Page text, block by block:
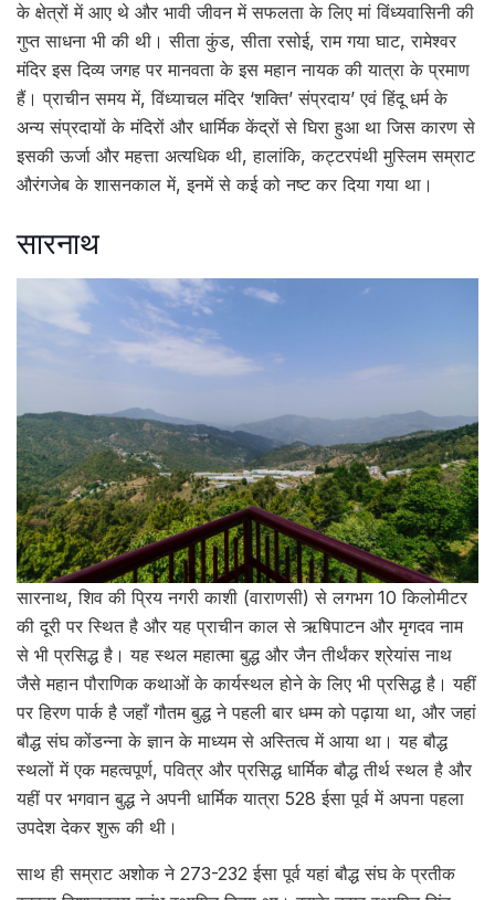
के क्षेत्रों में आए थे और भावी जीवन में सफलता के लिए मां विंध्यवासिनी की
गुप्त साधना भी की थी। सीता कुंड, सीता रसोई, राम गया घाट, रामेश्वर
मंदिर इस दिव्य जगह पर मानवता के इस महान नायक की यात्रा के प्रमाण
हैं। प्राचीन समय में, विंध्याचल मंदिर ‘शक्ति’ संप्रदाय’ एवं हिंदू धर्म के
अन्य संप्रदायों के मंदिरों और धार्मिक केंद्रों से घिरा हुआ था जिस कारण से
इसकी ऊर्जा और महत्ता अत्यधिक थी, हालांकि, कट्टरपंथी मुस्लिम सम्राट
औरंगजेब के शासनकाल में, इनमें से कई को नष्ट कर दिया गया था।
सारनाथ
सारनाथ, शिव की प्रिय नगरी काशी (वाराणसी) से लगभग 10 किलोमीटर
की दूरी पर स्थित है और यह प्राचीन काल से ऋषिपाटन और मृगदव नाम
से भी प्रसिद्ध है। यह स्थल महात्मा बुद्ध और जैन तीर्थंकर श्रेयांस नाथ
जैसे महान पौराणिक कथाओं के कार्यस्थल होने के लिए भी प्रसिद्ध है। यहीं
पर हिरण पार्क है जहाँ गौतम बुद्ध ने पहली बार धम्म को पढ़ाया था, और जहां
बौद्ध संघ कोंडन्ना के ज्ञान के माध्यम से अस्तित्व में आया था। यह बौद्ध
स्थलों में एक महत्वपूर्ण, पवित्र और प्रसिद्ध धार्मिक बौद्ध तीर्थ स्थल है और
यहीं पर भगवान बुद्ध ने अपनी धार्मिक यात्रा 528 ईसा पूर्व में अपना पहला
उपदेश देकर शुरू की थी।
साथ ही सम्राट अशोक ने 273-232 ईसा पूर्व यहां बौद्ध संघ के प्रतीक